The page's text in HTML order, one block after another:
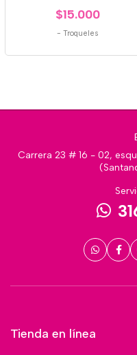
$15.000
- Troqueles
Carrera 23 # 16 - 02,
Tienda en línea